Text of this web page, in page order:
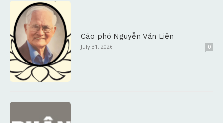
Cáo phó Nguyễn Văn Liên
July 31, 2026 0